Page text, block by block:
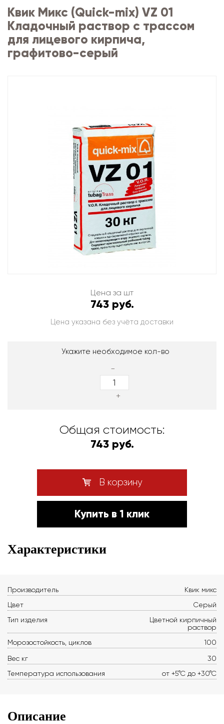
Квик Микс (Quick-mix) VZ 01
Кладочный раствор с трассом
для лицевого кирпича,
графитово-серый
Цена за шт
743 руб.
Цена указана без учёта доставки
Укажите необходимое кол-во
-
+
Общая стоимость:
743 руб.
В корзину
Купить в 1 клик
Характеристики
Производитель
Квик микс
Цвет
Серый
Тип изделия
Цветной кирпичный
раствор
Морозостойкость, циклов
100
Вес кг
30
Температура использования
от +5°С до +30°С
Описание